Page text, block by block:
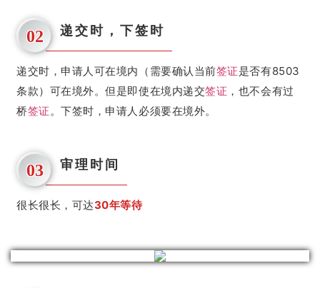
02 递交时，下签时
递交时，申请人可在境内（需要确认当前签证是否有8503
条款）可在境外。但是即使在境内递交签证 ，也不会有过
桥签证 。下签时，申请人必须要在境外。
03 审理时间
很长很长，可达30年等待